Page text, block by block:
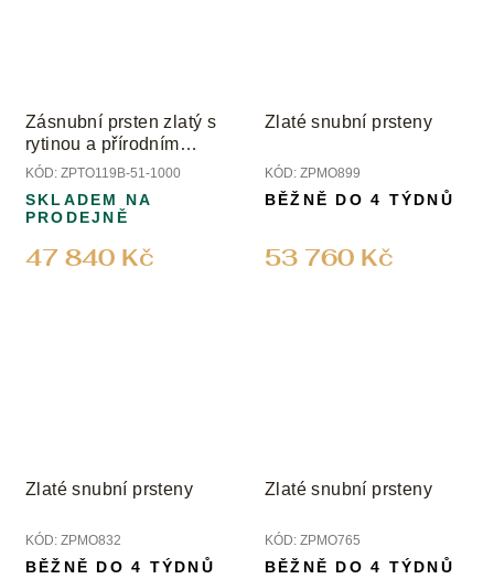
Zásnubní prsten zlatý s
rytinou a přírodním
diamantem
KÓD: ZPTO119B-51-1000
47 840 Kč
SKLADEM NA
PRODEJNĚ
Zlaté snubní prsteny
KÓD: ZPMO899
53 760 Kč
BĚŽNĚ DO 4 TÝDNŮ
Zlaté snubní prsteny
KÓD: ZPMO832
BĚŽNĚ DO 4 TÝDNŮ
Zlaté snubní prsteny
KÓD: ZPMO765
BĚŽNĚ DO 4 TÝDNŮ